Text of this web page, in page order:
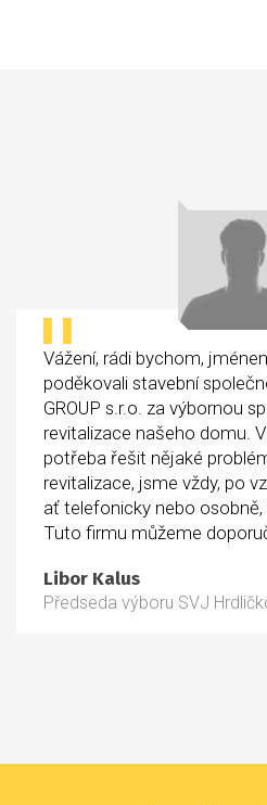
Vážení, rádi bychom,
poděkovali stavební
GROUP s.r.o. za výbornou
revitalizace našeho domu.
potřeba řešit nějaké
revitalizace, jsme vždy, po
ať telefonicky nebo osobně,
Tuto firmu můžeme
Libor Kalus
Předseda výboru SVJ